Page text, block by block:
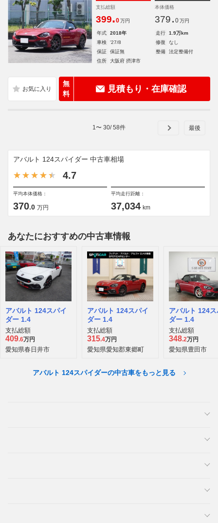
支払総額
399.0 万円
本体価格
379. 0 万円
年式 2018年 走行
1.9万km
車検
'27/8 修復
なし
保証
保証無 整備
法定整備付
住所
大阪府 摂津市
無
料
見積もり・在庫確認
1〜 30/58件
アバルト 124スパイダー 中古車相場
4.7
平均本体価格：
370.0 万円
平均走行距離：
37,034 km
あなたにおすすめの中古車情報
アバルト 124スパイ
ダー 1.4
支払総額
409.6万円
愛知県春日井市
アバルト 124スパイ
ダー 1.4
支払総額
315.4万円
愛知県愛知郡東郷町
アバルト 124ス
ダー 1.4
支払総額
348.2万円
愛知県豊田市
アバルト 124スパイダーの中古車をもっと見る